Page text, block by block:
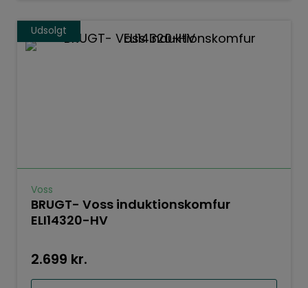
Udsolgt
Voss
BRUGT- Voss induktionskomfur
ELI14320-HV
2.699 kr.